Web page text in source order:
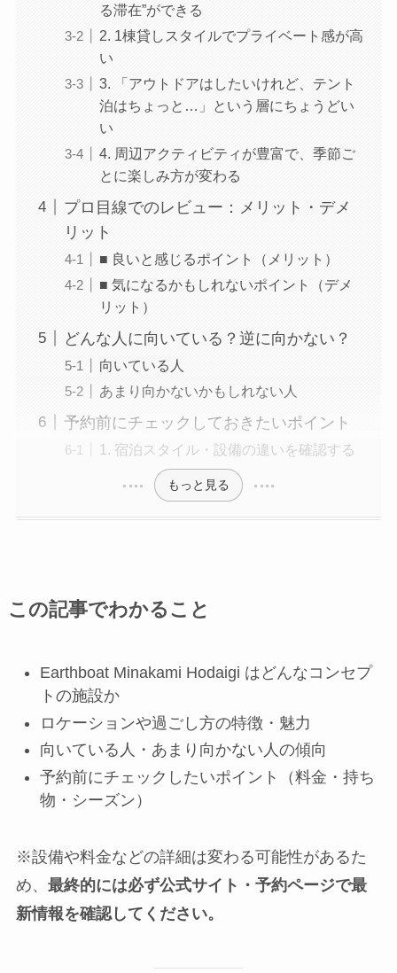
る滞在”ができる
2. 1棟貸しスタイルでプライベート感が高
い
3. 「アウトドアはしたいけれど、テント
泊はちょっと…」という層にちょうどい
い
4. 周辺アクティビティが豊富で、季節ご
とに楽しみ方が変わる
プロ目線でのレビュー：メリット・デメ
リット
■ 良いと感じるポイント（メリット）
■ 気になるかもしれないポイント（デメ
リット）
どんな人に向いている？逆に向かない？
向いている人
あまり向かないかもしれない人
予約前にチェックしておきたいポイント
1. 宿泊スタイル・設備の違いを確認する
もっと見る
この記事でわかること
Earthboat Minakami Hodaigi はどんなコンセプ
トの施設か
ロケーションや過ごし方の特徴・魅力
向いている人・あまり向かない人の傾向
予約前にチェックしたいポイント（料金・持ち
物・シーズン）
※設備や料金などの詳細は変わる可能性があるた
め、 最終的には必ず公式サイト・予約ページで最
新情報を確認してください。